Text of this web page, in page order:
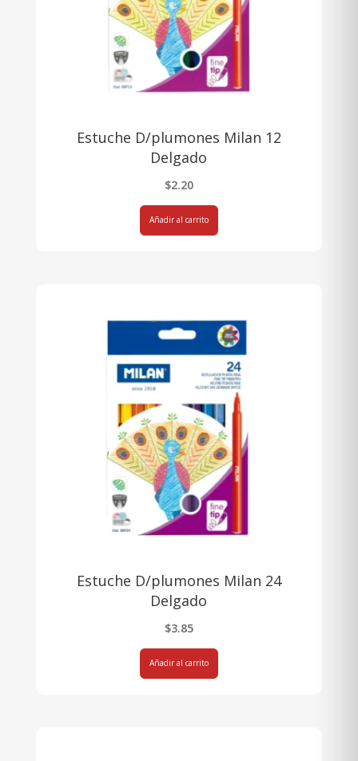
Estuche D/plumones Milan 12
Delgado
$2.20
Añadir al carrito
Estuche D/plumones Milan 24
Delgado
$3.85
Añadir al carrito